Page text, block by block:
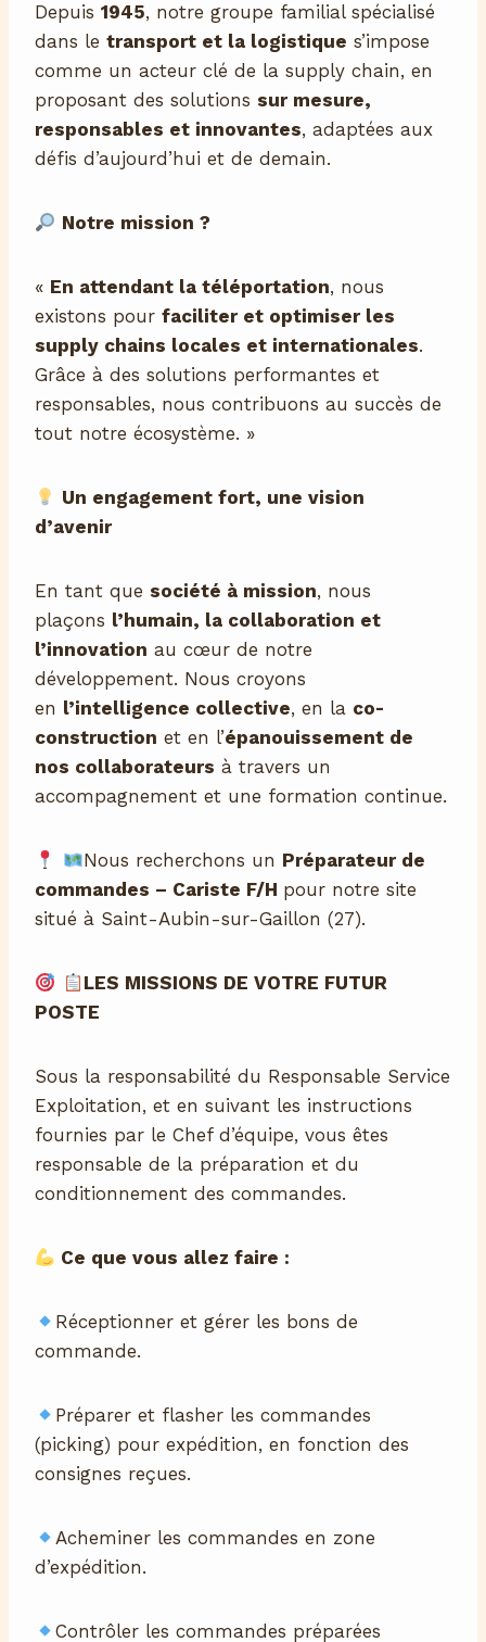
Depuis 1945, notre groupe familial spécialisé
dans le transport et la logistique s’impose
comme un acteur clé de la supply chain, en
proposant des solutions sur mesure,
responsables et innovantes, adaptées aux
défis d’aujourd’hui et de demain.
Notre mission ?
« En attendant la téléportation, nous
existons pour faciliter et optimiser les
supply chains locales et internationales.
Grâce à des solutions performantes et
responsables, nous contribuons au succès de
tout notre écosystème. »
Un engagement fort, une vision
d’avenir
En tant que société à mission, nous
plaçons l’humain, la collaboration et
l’innovation au cœur de notre
développement. Nous croyons
en l’intelligence collective, en la co-
construction et en l’épanouissement de
nos collaborateurs à travers un
accompagnement et une formation continue.
Nous recherchons un Préparateur de
commandes – Cariste F/H pour notre site
situé à Saint-Aubin-sur-Gaillon (27).
LES MISSIONS DE VOTRE FUTUR
POSTE
Sous la responsabilité du Responsable Service
Exploitation, et en suivant les instructions
fournies par le Chef d’équipe, vous êtes
responsable de la préparation et du
conditionnement des commandes.
Ce que vous allez faire :
Réceptionner et gérer les bons de
commande.
Préparer et flasher les commandes
(picking) pour expédition, en fonction des
consignes reçues.
Acheminer les commandes en zone
d’expédition.
Contrôler les commandes préparées